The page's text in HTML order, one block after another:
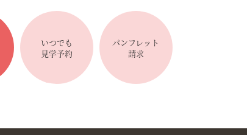
いつでも
見学予約
パンフレット
請求